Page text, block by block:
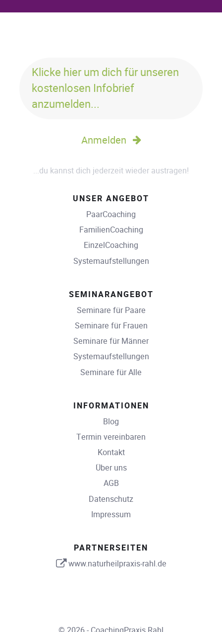
Klicke hier um dich für unseren
kostenlosen Infobrief
anzumelden...
Anmelden
...du kannst dich jederzeit wieder austragen!
UNSER ANGEBOT
PaarCoaching
FamilienCoaching
EinzelCoaching
Systemaufstellungen
SEMINARANGEBOT
Seminare für Paare
Seminare für Frauen
Seminare für Männer
Systemaufstellungen
Seminare für Alle
INFORMATIONEN
Blog
Termin vereinbaren
Kontakt
Über uns
AGB
Datenschutz
Impressum
PARTNERSEITEN
www.naturheilpraxis-rahl.de